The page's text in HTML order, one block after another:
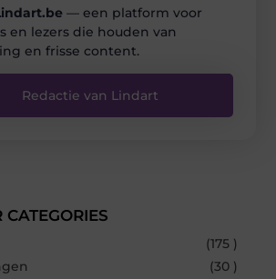
— een platform voor
en lezers die houden van
en frisse content.
Redactie van Lindart
(175 )
(30 )